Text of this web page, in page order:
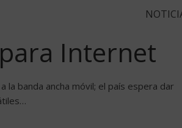
Internet
la banda ancha móvil; el país espera dar